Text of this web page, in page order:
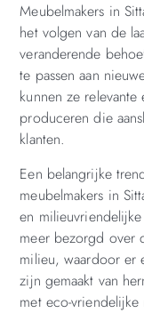
Meubelmakers in
het volgen van de
veranderende
te passen aan
kunnen ze
produceren die
klanten.
Een belangrijke
meubelmakers in
en
meer bezorgd over
milieu, waardoor er
zijn gemaakt van
met eco-vriendelijke